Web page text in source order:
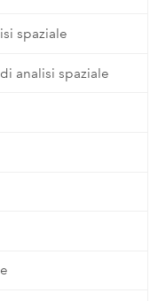
spaziale
analisi spaziale